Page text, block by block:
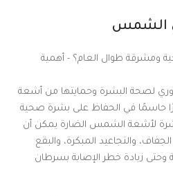
الشمس
لصحة البشرة وحمايتها من أشعة
حاسمًا في الحفاظ على بشرة صحية
لأشعة الشمس الضارة يمكن أن
والتجاعيد المبكرة، والبقع
وحتى زيادة خطر الإصابة بسرطان